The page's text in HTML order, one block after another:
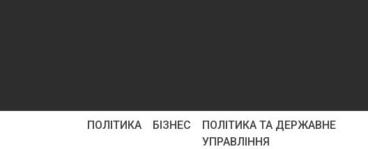
ПОЛІТИКА БІЗНЕС
ПОЛІТИКА ТА ДЕРЖАВНЕ
УПРАВЛІННЯ